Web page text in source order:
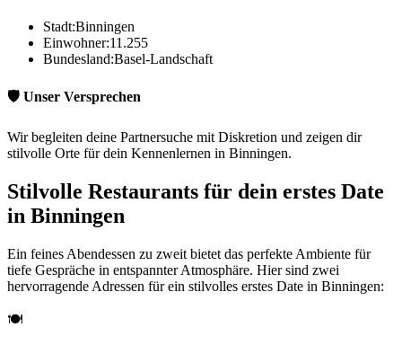
Stadt:Binningen
Einwohner:11.255
Bundesland:Basel-Landschaft
🛡️ Unser Versprechen
Wir begleiten deine Partnersuche mit Diskretion und zeigen dir
stilvolle Orte für dein Kennenlernen in Binningen.
Stilvolle Restaurants für dein erstes Date
in Binningen
Ein feines Abendessen zu zweit bietet das perfekte Ambiente für
tiefe Gespräche in entspannter Atmosphäre. Hier sind zwei
hervorragende Adressen für ein stilvolles erstes Date in Binningen:
🍽️